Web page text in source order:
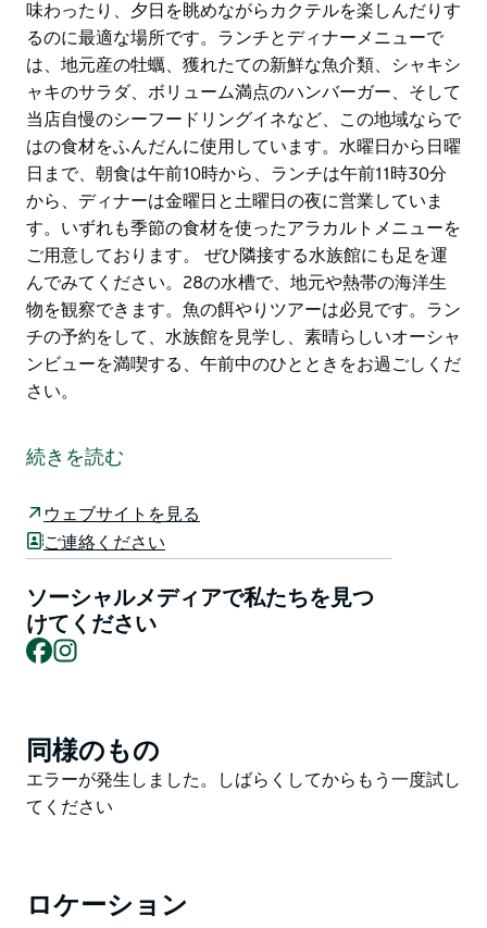
味わったり、夕日を眺めながらカクテルを楽しんだりす
るのに最適な場所です。ランチとディナーメニューで
は、地元産の牡蠣、獲れたての新鮮な魚介類、シャキシ
ャキのサラダ、ボリューム満点のハンバーガー、そして
当店自慢のシーフードリングイネなど、この地域ならで
はの食材をふんだんに使用しています。水曜日から日曜
日まで、朝食は午前10時から、ランチは午前11時30分
から、ディナーは金曜日と土曜日の夜に営業していま
す。いずれも季節の食材を使ったアラカルトメニューを
ご用意しております。 ぜひ隣接する水族館にも足を運
んでみてください。28の水槽で、地元や熱帯の海洋生
物を観察できます。魚の餌やりツアーは必見です。ラン
チの予約をして、水族館を見学し、素晴らしいオーシャ
ンビューを満喫する、午前中のひとときをお過ごしくだ
さい。
ーシャンビューを誇るこのレストランは、サファイアコ
ーストでゆったりと食事を楽しんだり、朝のコーヒーを
るのに最適な場所です。ランチとディナーメニューで
は、地元産の牡蠣、獲れたての新鮮な魚介類、シャキシ
当店自慢のシーフードリングイネなど、この地域ならで
はの食材をふんだんに使用しています。水曜日から日曜
日まで、朝食は午前10時から、ランチは午前11時30分
ご用意しております。
ぜひ隣接する水族館にも足を運んでみてください。28
の水槽で、地元や熱帯の海洋生物を観察できます。魚の
前中のひとときをお過ごしください。
続きを読む
ウェブサイトを見る
ご連絡ください
ソーシャルメディアで私たちを見つ
けてください
Facebook
Product
List
同様のもの
Product
List
エラーが発生しました。しばらくしてからもう一度試し
てください
ロケーション